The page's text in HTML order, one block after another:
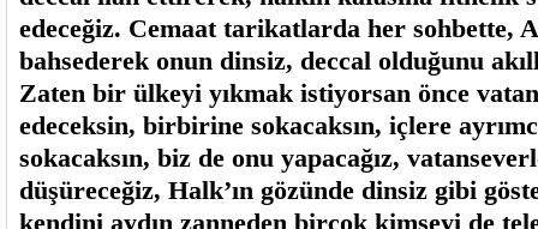
edeceğiz. Cemaat tarikatlarda her sohbette,
bahsederek onun dinsiz, deccal olduğunu
Zaten bir ülkeyi yıkmak istiyorsan önce
edeceksin, birbirine sokacaksın, içlere
sokacaksın, biz de onu yapacağız,
düşüreceğiz, Halk’ın gözünde dinsiz gibi
kendini aydın zanneden birçok kimseyi de